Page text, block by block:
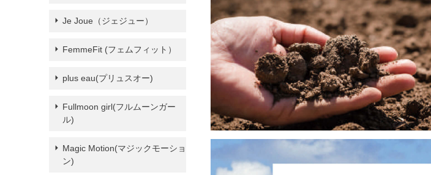
Je Joue（ジェジュー）
FemmeFit (フェムフィット）
plus eau(プリュスオー)
Fullmoon girl(フルムーンガー
ル)
Magic Motion(マジックモーショ
ン)